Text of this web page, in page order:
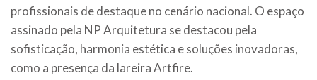
profissionais de destaque no cenário nacional. O espaço
assinado pela NP Arquitetura se destacou pela
sofisticação, harmonia estética e soluções inovadoras,
como a presença da lareira Artfire.